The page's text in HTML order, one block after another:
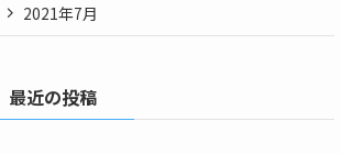
2021年7月
最近の投稿